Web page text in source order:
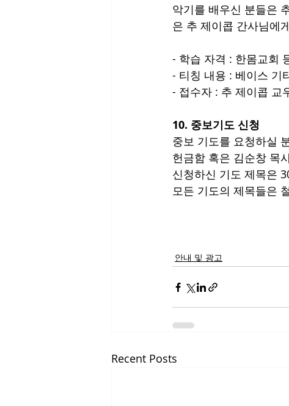
악기를 배우신 분들은
은 추 제이콥 간사님에
- 학습 자격 : 한몸교회
- 티칭 내용 : 베이스 기
- 접수자 : 추 제이콥 교
10. 중보기도 신청
중보 기도를 요청하실
헌금함 혹은 김순창 목
신청하신 기도 제목은
모든 기도의 제목들은
안내 및 광고
Recent Posts